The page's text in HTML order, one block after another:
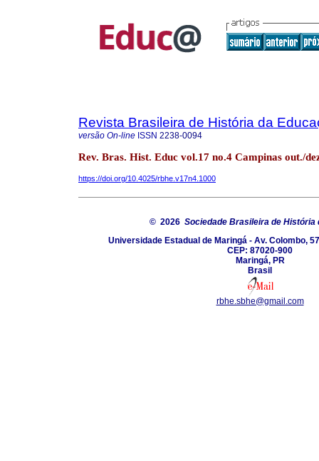
Revista Brasileira de História da
versão On-line ISSN 2238-0094
Rev. Bras. Hist. Educ vol.17 no.4 Campinas out./
https://doi.org/10.4025/rbhe.v17n4.1000
© 2026 Sociedade Brasileira de História
Universidade Estadual de Maringá - Av. Colombo,
CEP: 87020-900
Maringá, PR
Brasil
rbhe.sbhe@gmail.com